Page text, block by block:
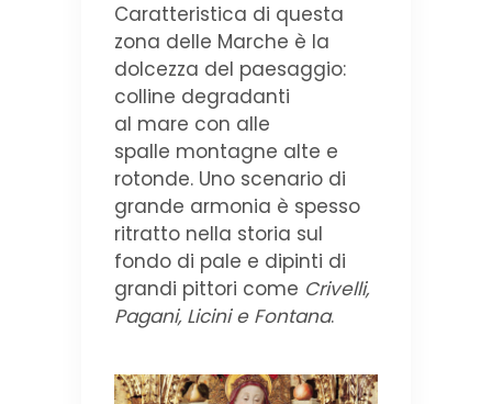
Caratteristica di questa
zona delle Marche è la
dolcezza del paesaggio:
colline degradanti
al mare con alle
spalle montagne alte e
rotonde. Uno scenario di
grande armonia è spesso
ritratto nella storia sul
fondo di pale e dipinti di
grandi pittori come Crivelli,
Pagani, Licini e Fontana.